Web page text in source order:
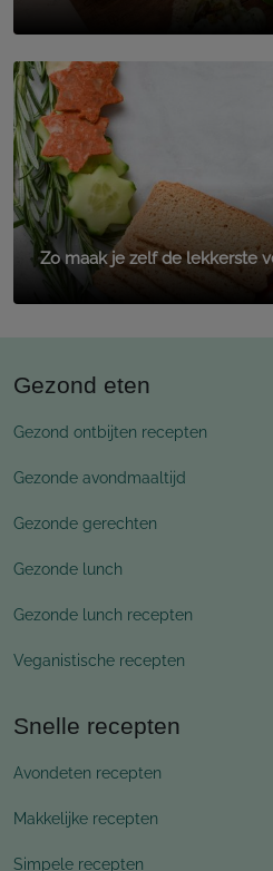
Zo maak je zelf de lekkerste
Gezond eten
Gezond ontbijten recepten
Gezonde avondmaaltijd
Gezonde gerechten
Gezonde lunch
Gezonde lunch recepten
Veganistische recepten
Snelle recepten
Avondeten recepten
Makkelijke recepten
Simpele recepten